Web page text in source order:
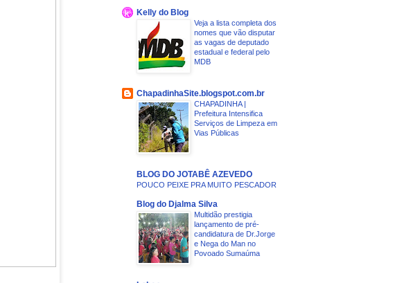
Kelly do Blog
Veja a lista completa dos
nomes que vão disputar
as vagas de deputado
estadual e federal pelo
MDB
ChapadinhaSite.blogspot.com.br
CHAPADINHA |
Prefeitura Intensifica
Serviços de Limpeza em
Vias Públicas
BLOG DO JOTABÊ AZEVEDO
POUCO PEIXE PRA MUITO PESCADOR
Blog do Djalma Silva
Multidão prestigia
lançamento de pré-
candidatura de Dr.Jorge
e Nega do Man no
Povoado Sumaúma